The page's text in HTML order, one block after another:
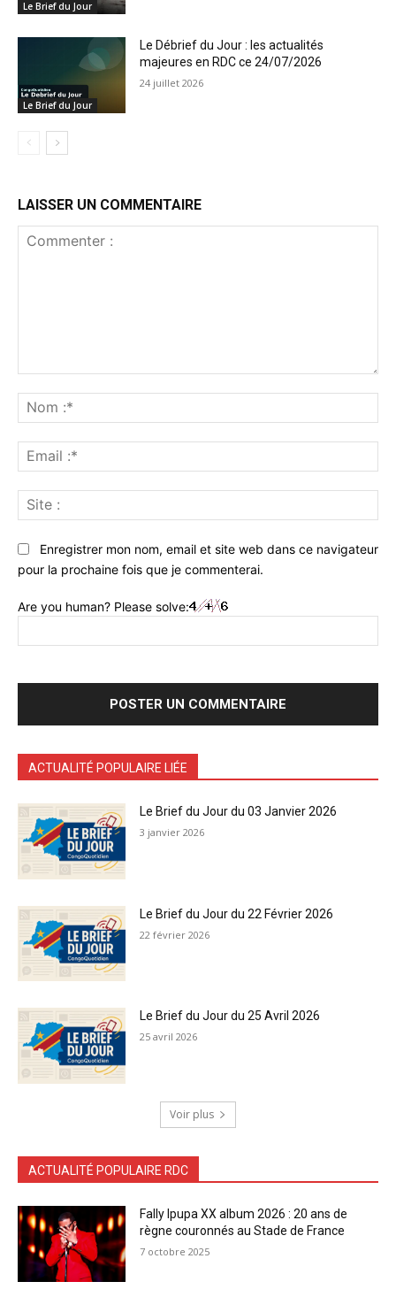
Le Brief du Jour
Le Brief du Jour
Le Débrief du Jour : les actualités
majeures en RDC ce 24/07/2026
24 juillet 2026
LAISSER UN COMMENTAIRE
:*
:*
:
Enregistrer mon nom, email et site web dans ce navigateur
pour la prochaine fois que je commenterai.
Are you human? Please solve:
ACTUALITÉ POPULAIRE LIÉE
Le Brief du Jour du 03 Janvier 2026
3 janvier 2026
Le Brief du Jour du 22 Février 2026
22 février 2026
Le Brief du Jour du 25 Avril 2026
25 avril 2026
Voir plus
ACTUALITÉ POPULAIRE RDC
Fally Ipupa XX album 2026 : 20 ans de
règne couronnés au Stade de France
7 octobre 2025